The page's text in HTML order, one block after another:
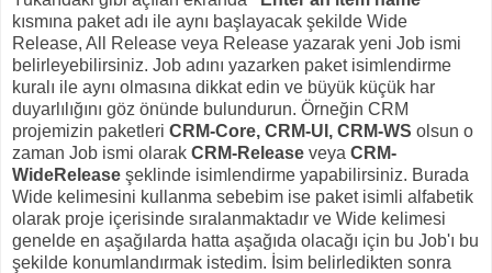
kısmına paket adı ile aynı başlayacak şekilde Wide
Release, All Release veya Release yazarak yeni Job ismi
belirleyebilirsiniz. Job adını yazarken paket isimlendirme
kuralı ile aynı olmasına dikkat edin ve büyük küçük har
duyarlılığını göz önünde bulundurun. Örneğin CRM
projemizin paketleri CRM-Core, CRM-UI, CRM-WS olsun o
zaman Job ismi olarak CRM-Release veya CRM-
WideRelease şeklinde isimlendirme yapabilirsiniz. Burada
Wide kelimesini kullanma sebebim ise paket isimli alfabetik
olarak proje içerisinde sıralanmaktadır ve Wide kelimesi
genelde en aşağılarda hatta aşağıda olacağı için bu Job'ı bu
şekilde konumlandırmak istedim. İsim belirledikten sonra